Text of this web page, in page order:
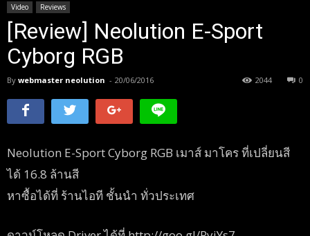
Video Reviews
[Review] Neolution E-Sport
Cyborg RGB
By webmaster neolution - 20/06/2016 0
2044
Neolution E-Sport Cyborg RGB เมาส์ มาโคร ที่เปลี่ยนสี
ได้ 16.8 ล้านสี
หาซื้อได้ที่ ร้านไอที ชั้นนำ ทั่วประเทศ